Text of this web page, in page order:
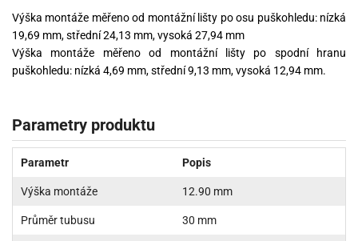
Výška montáže měřeno od montážní lišty po osu puškohledu: nízká
19,69 mm, střední 24,13 mm, vysoká 27,94 mm
Výška montáže měřeno od montážní lišty po spodní hranu
puškohledu: nízká 4,69 mm, střední 9,13 mm, vysoká 12,94 mm.
Parametry produktu
Parametr Popis
Výška montáže 12.90 mm
Průměr tubusu 30 mm